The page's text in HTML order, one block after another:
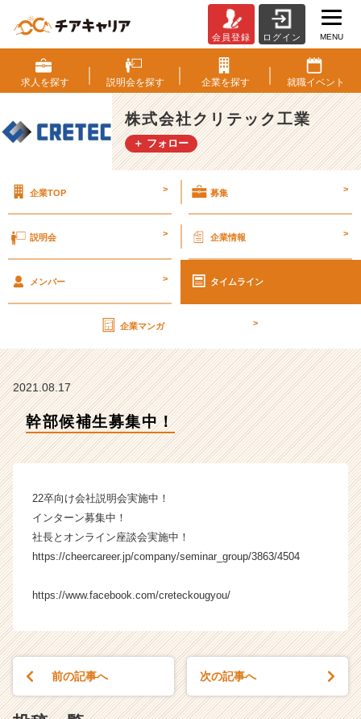
部
候
補
生
募
集
会
リ
工
業
ム
ラ
ン】
ベ
チ
ャ
長
か
会員登録 ログイン MENU
求人を探す 説明会を探す 企業を探す 就職イベント
株式会社クリテック工業
＋ フォロー
企業TOP > 募集 >
説明会 > 企業情報 >
メンバー > タイムライン
企業マンガ >
2021.08.17
幹部候補生募集中！
22卒向け会社説明会実施中！
インターン募集中！
社長とオンライン座談会実施中！
https://cheercareer.jp/company/seminar_group/3863/4504
https://www.facebook.com/creteckougyou/
前の記事へ 次の記事へ